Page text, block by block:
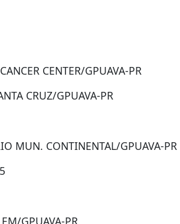
CENTER/GPUAVA-PR
CRUZ/GPUAVA-PR
MUN. CONTINENTAL/GPUAVA-PR
GPUAVA-PR